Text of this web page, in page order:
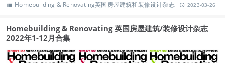
Homebuilding & Renovating英国房屋建筑和装修设计杂志 2023-03-26
Homebuilding & Renovating 英国房屋建筑/装修设计杂志
2022年1-12月合集